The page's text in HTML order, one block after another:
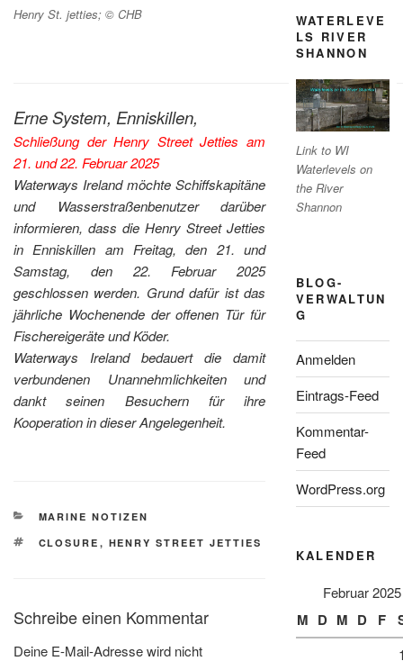
Henry St. jetties; © CHB
Erne System, Enniskillen,
Schließung der Henry Street Jetties am
21. und 22. Februar 2025
Waterways Ireland möchte Schiffskapitäne
und Wasserstraßenbenutzer darüber
informieren, dass die Henry Street Jetties
in Enniskillen am Freitag, den 21. und
Samstag, den 22. Februar 2025
geschlossen werden. Grund dafür ist das
jährliche Wochenende der offenen Tür für
Fischereigeräte und Köder.
Waterways Ireland bedauert die damit
verbundenen Unannehmlichkeiten und
dankt seinen Besuchern für ihre
Kooperation in dieser Angelegenheit.
KATEGORIEN
MARINE NOTIZEN
SCHLAGWÖRTER
CLOSURE , HENRY STREET JETTIES
Schreibe einen Kommentar
Deine E-Mail-Adresse wird nicht
WATERLEVE
LS RIVER
SHANNON
Link to WI
Waterlevels on
the River
Shannon
BLOG-
VERWALTUN
G
Anmelden
Eintrags-Feed
Kommentar-
Feed
WordPress.org
KALENDER
Februar 2025
M D M D F